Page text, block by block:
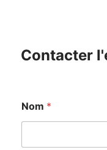
Contacter
Nom *